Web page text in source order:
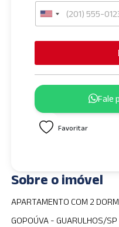
U
e
d
t
a
+
1
Fale
Favoritar
Sobre o imóvel
APARTAMENTO COM 2
GOPOÚVA - GUARULHOS/SP